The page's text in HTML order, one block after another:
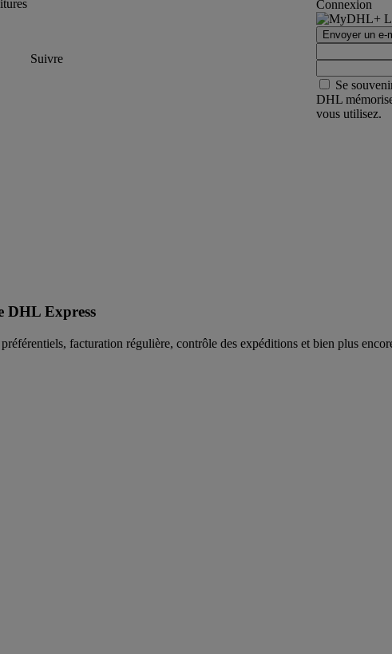
Suivre
Connexion
Envoyer un e-
Se
DHL
vous utilisez.
DHL Express
facturation régulière, contrôle des expéditions et bien plus